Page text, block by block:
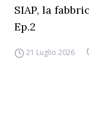
SIAP, la
Ep.2
21 Luglio 2026